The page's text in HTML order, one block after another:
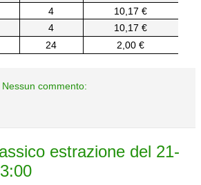
4
10,17 €
4
10,17 €
24 2,00 €
Nessun commento:
estrazione del 21-